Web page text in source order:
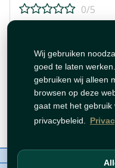
Wij gebruiken
goed te laten
gebruiken wij alleen
browsen op deze
gaat met het gebruik
privacybeleid.
0/5
Beoordeling plaatsen
Over ons